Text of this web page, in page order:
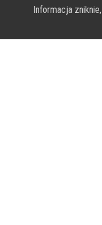
Wykonanie portalu
Informacja